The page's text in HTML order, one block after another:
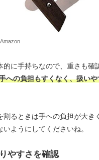
に手持ちなので、重さも確
への負担もすくなく、扱いや
るときは手への負担が大き
ようにしてくださいね。
やすさを確認